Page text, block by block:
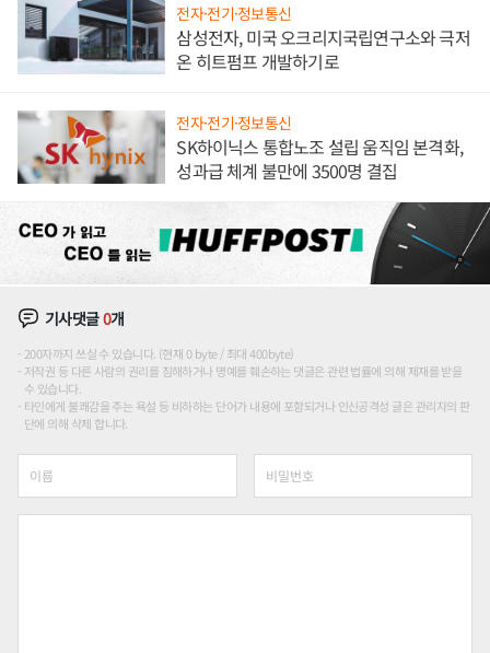
전자·전기·정보통신
삼성전자, 미국 오크리지국립연구소와 극저
온 히트펌프 개발하기로
전자·전기·정보통신
SK하이닉스 통합노조 설립 움직임 본격화,
성과급 체계 불만에 3500명 결집
기사댓글0개
200자까지 쓰실 수 있습니다. (현재 0 byte / 최대 400byte)
저작권 등 다른 사람의 권리를 침해하거나 명예를 훼손하는 댓글은 관련 법률에 의해 제재를 받을
수 있습니다.
타인에게 불쾌감을 주는 욕설 등 비하하는 단어가 내용에 포함되거나 인신공격성 글은 관리자의 판
단에 의해 삭제 합니다.